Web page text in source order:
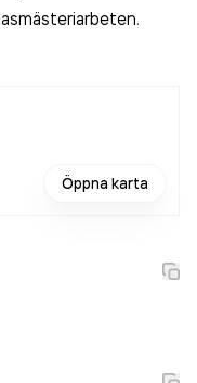
.
Öppna karta